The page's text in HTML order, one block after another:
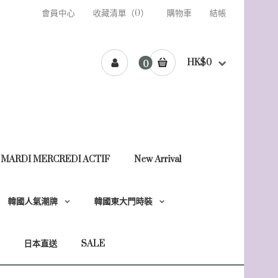
會員中心 收藏清單（0） 購物車 結帳
0 HK$0
MARDI MERCREDI ACTIF New Arrival
韓國人氣潮牌 韓國東大門時裝
日本直送 SALE